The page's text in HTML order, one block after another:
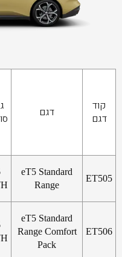
קוד
דגם
דגם
ET505
eT5 Standard
Range
ET506
eT5 Standard
Range Comfort
Pack